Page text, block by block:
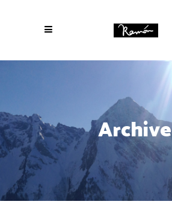
Archive